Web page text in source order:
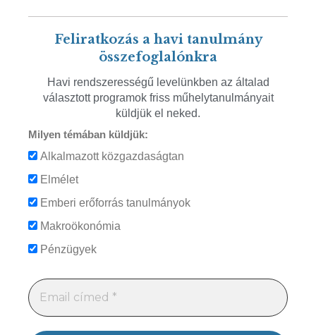
Feliratkozás a havi tanulmány
összefoglalónkra
Havi rendszerességű levelünkben az általad
választott programok friss műhelytanulmányait
küldjük el neked.
Milyen témában küldjük:
Alkalmazott közgazdaságtan
Elmélet
Emberi erőforrás tanulmányok
Makroökonómia
Pénzügyek